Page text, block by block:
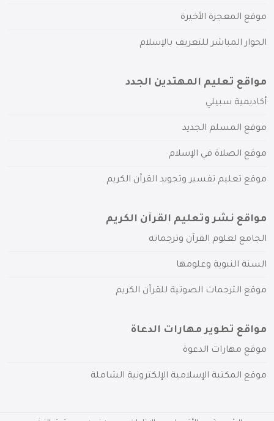
موقع المعجزة الأخيرة
الحوار المباشر للتعريف بالإسلام
مواقع تعليم المهتدين الجدد
أكاديمية سبيلي
موقع المسلم الجديد
موقع الصلاة في الإسلام
موقع تعليم تفسير وتجويد القرآن الكريم
مواقع نشر وتعليم القرآن الكريم
الجامع لعلوم القرآن وترجماته
السنة النبوية وعلومها
موقع الترجمات الصوتية للقرآن الكريم
مواقع تطوير مهارات الدعاة
موقع مهارات الدعوة
موقع المكتبة الإسلامية الإلكترونية الشاملة